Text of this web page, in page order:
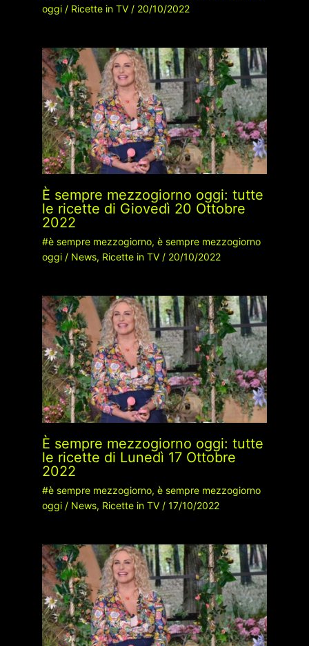
oggi/ Ricette in TV/ 20/10/2022
È sempre mezzogiorno oggi: tutte
le ricette di Giovedì 20 Ottobre
2022
#è sempre mezzogiorno, è sempre mezzogiorno
oggi/ News, Ricette in TV/ 20/10/2022
È sempre mezzogiorno oggi: tutte
le ricette di Lunedì 17 Ottobre
2022
#è sempre mezzogiorno, è sempre mezzogiorno
oggi/ News, Ricette in TV/ 17/10/2022